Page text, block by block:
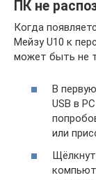
ПК не
Когда
Мейзу U10 к
может быть не
В
USB в
или